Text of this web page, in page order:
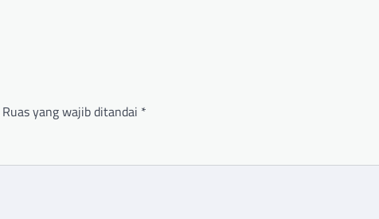
Ruas yang wajib ditandai *